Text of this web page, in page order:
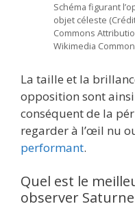
Schéma figurant
objet céleste
Commons
Wikimedia
La taille et la
opposition sont
conséquent de la
regarder à l’œil nu
performant.
Quel est le
observer